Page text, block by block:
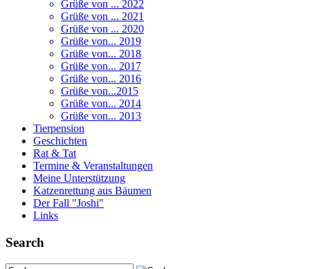
Grüße von ... 2022
Grüße von ... 2021
Grüße von ... 2020
Grüße von... 2019
Grüße von... 2018
Grüße von... 2017
Grüße von... 2016
Grüße von...2015
Grüße von... 2014
Grüße von... 2013
Tierpension
Geschichten
Rat & Tat
Termine & Veranstaltungen
Meine Unterstützung
Katzenrettung aus Bäumen
Der Fall "Joshi"
Links
Search